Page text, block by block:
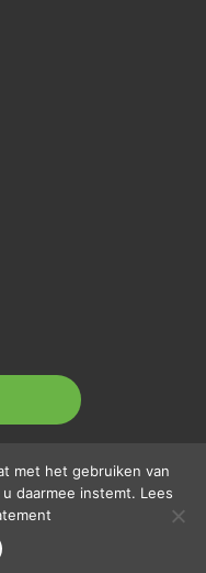
met het gebruiken van
daarmee instemt. Lees